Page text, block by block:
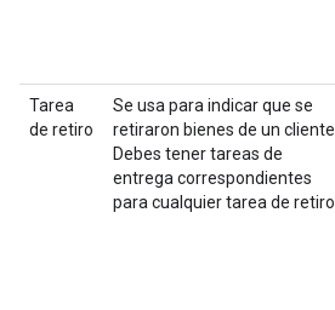
Tarea
de retiro
Se usa para indicar que se
retiraron bienes de un cliente.
Debes tener tareas de
entrega correspondientes
para cualquier tarea de retiro.